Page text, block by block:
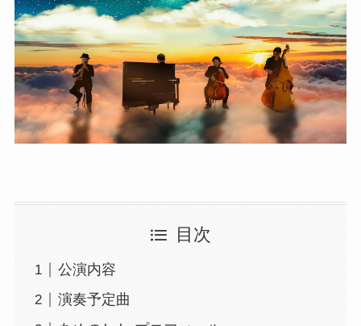
目次
公演内容
演奏予定曲